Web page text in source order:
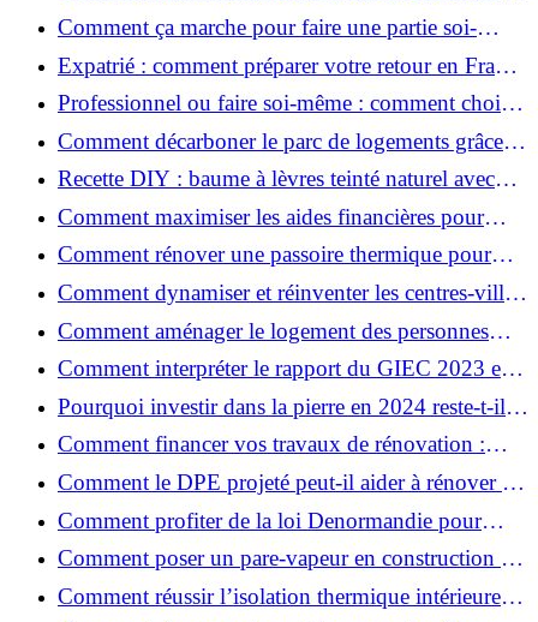
3 mois au lieu de 6?
Comment ça marche pour faire une partie soi-
même et nous confier le reste ?
Expatrié : comment préparer votre retour en France
et rénover votre bien à distance ?
Professionnel ou faire soi-même : comment choisir
pour votre rénovation ?
Comment décarboner le parc de logements grâce à
la rénovation énergétique ?
Recette DIY : baume à lèvres teinté naturel avec
SPF
Comment maximiser les aides financières pour
votre rénovation ?
Comment rénover une passoire thermique pour
une maison durable ?
Comment dynamiser et réinventer les centres-villes
avec Action Cœur de Ville ?
Comment aménager le logement des personnes
âgées et obtenir des aides financières ?
Comment interpréter le rapport du GIEC 2023 et
en retenir l'essentiel ?
Pourquoi investir dans la pierre en 2024 reste-t-il
un choix sûr ?
Comment financer vos travaux de rénovation :
aides, prêts et solutions pratiques ?
Comment le DPE projeté peut-il aider à rénover et
valoriser votre bien ?
Comment profiter de la loi Denormandie pour
investir dans l'ancien et défiscaliser ?
Comment poser un pare-vapeur en construction et
rénovation : rôle et erreurs à éviter?
Comment réussir l’isolation thermique intérieure